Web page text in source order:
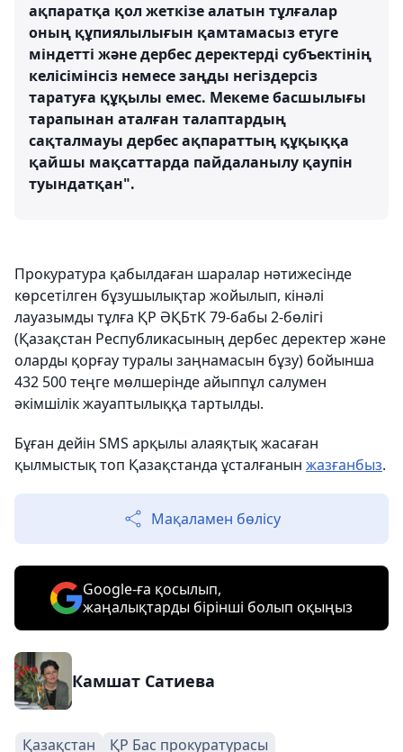
ақпаратқа қол жеткізе алатын тұлғалар
оның құпиялылығын қамтамасыз етуге
міндетті және дербес деректерді субъектінің
келісімінсіз немесе заңды негіздерсіз
таратуға құқылы емес. Мекеме басшылығы
тарапынан аталған талаптардың
сақталмауы дербес ақпараттың құқыққа
қайшы мақсаттарда пайдаланылу қаупін
туындатқан".
Прокуратура қабылдаған шаралар нәтижесінде
көрсетілген бұзушылықтар жойылып, кінәлі
лауазымды тұлға ҚР ӘҚБтК 79-бабы 2-бөлігі
(Қазақстан Республикасының дербес деректер және
оларды қорғау туралы заңнамасын бұзу) бойынша
432 500 теңге мөлшерінде айыппұл салумен
әкімшілік жауаптылыққа тартылды.
Бұған дейін SMS арқылы алаяқтық жасаған
қылмыстық топ Қазақстанда ұсталғанын жазғанбыз.
Мақаламен бөлісу
Google-ға қосылып,
жаңалықтарды бірінші болып оқыңыз
Камшат Сатиева
Қазақстан ҚР Бас прокуратурасы